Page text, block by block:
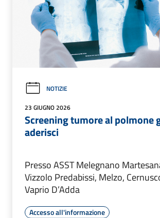
NOTIZIE
23 GIUGNO 2026
Screening tumore al polmone
aderisci
Presso ASST Melegnano
Vizzolo Predabissi, Melzo,
Vaprio D’Adda
Accesso all'informazione